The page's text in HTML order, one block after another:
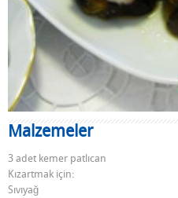
Malzemeler
3 adet kemer patlıcan
Kızartmak için:
Sıvıyağ